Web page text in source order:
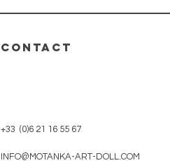
CONTACT
+33 (0)6 21 16 55 67
INFO@MOTANKA-ART-DOLL.COM